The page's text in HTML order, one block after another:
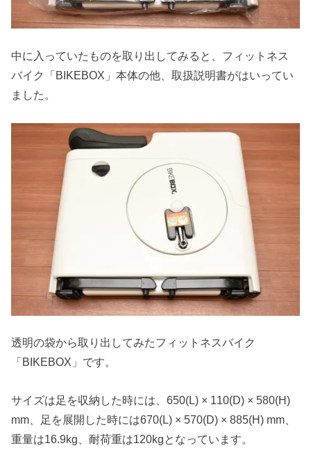
中に入っていたものを取り出してみると、フィットネス
バイク「BIKEBOX」本体の他、取扱説明書がはいってい
ました。
透明の袋から取り出してみたフィットネスバイク
「BIKEBOX」です。
サイズは足を収納した時には、650(L) × 110(D) × 580(H)
mm、足を展開した時には670(L) × 570(D) × 885(H) mm、
重量は16.9kg、耐荷重は120kgとなっています。